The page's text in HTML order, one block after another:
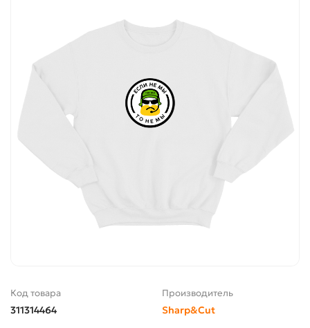
Код товара
311314464
Производитель
Sharp&Cut